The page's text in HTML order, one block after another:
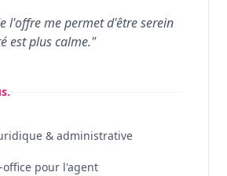
l'offre me permet d'être serein
est plus calme."
& administrative
office pour l'agent